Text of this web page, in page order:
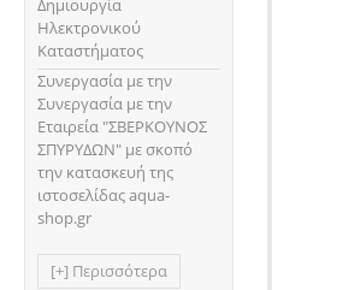
Δημιουργία
Ηλεκτρονικού
Καταστήματος
Συνεργασία με την
Συνεργασία με την
Εταιρεία "ΣΒΕΡΚΟΥΝΟΣ
ΣΠΥΡΥΔΩΝ" με σκοπό
την κατασκευή της
ιστοσελίδας aqua-
shop.gr
[+] Περισσότερα